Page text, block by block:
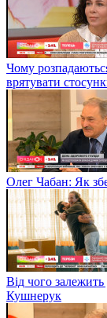
Чому
врятувати
Олег Чабан: Як
Від чого
Кушнерук